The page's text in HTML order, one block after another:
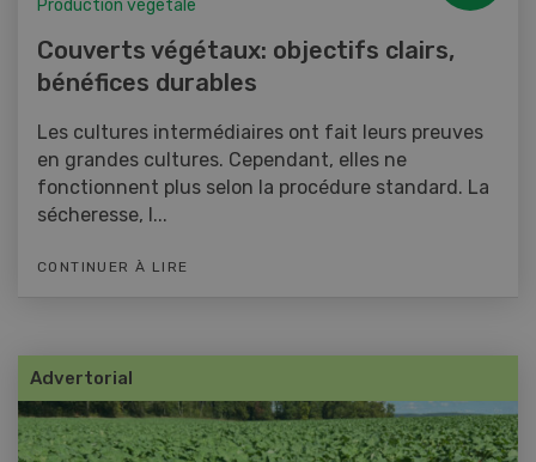
Production végétale
Couverts végétaux: objectifs clairs,
bénéfices durables
Les cultures intermédiaires ont fait leurs preuves
en grandes cultures. Cependant, elles ne
fonctionnent plus selon la procédure standard. La
sécheresse, l...
CONTINUER À LIRE
Advertorial